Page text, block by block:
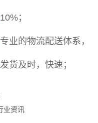
10%；
专业的物流配送体系，
发货及时，快速；
业资讯